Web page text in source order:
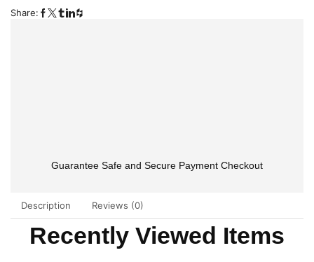
Share:
Guarantee Safe and Secure Payment Checkout
Description Reviews (0)
Recently Viewed Items